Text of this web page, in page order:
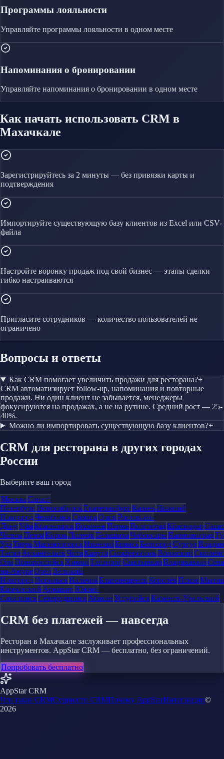
Программы лояльности
Управляйте программы лояльности в одном месте
Напоминания о бронировании
Управляйте напоминания о бронировании в одном месте
Как начать использовать CRM в
Махачкале
Зарегистрируйтесь за 2 минуты — без привязки карты и
подтверждения
Импортируйте существующую базу клиентов из Excel или CSV-
файла
Настройте воронку продаж под свой бизнес — этапы сделки
гибко настраиваются
Пригласите сотрудников — количество пользователей не
ограничено
Вопросы и ответы
Как CRM помогает увеличить продажи для ресторана?+
CRM автоматизирует follow-up, напоминания и повторные
продажи. Ни один клиент не забывается, менеджеры
фокусируются на продажах, а не на рутине. Средний рост — 25-
40%.
Можно ли импортировать существующую базу клиентов?+
CRM для ресторана в других городах
России
Выберите ваш город
МоскваСанкт-
ПетербургНовосибирскЕкатеринбургКазаньНижний
НовгородЧелябинскСамараОмскРостов-на-
ДонуУфаКрасноярскВоронежПермьВолгоградКраснодар
ЧелныПензаКировЛипецкБалашихаЧебоксарыКалининград
УдэТверьМагнитогорскИвановоБрянскБелгородСургут
ТагилАрхангельскЧитаКалугаСимферопольВолжский
ОлаНовороссийскХимкиТаганрогСыктывкарВладикавказ
на-АмуреОрёлВеликий
НовгородНорильскНальчикБлаговещенскКоролёвПсков
Камчатский АрмавирЮжно-
СахалинскСеверодвинскАбаканУссурийскКаменск-Уральский
CRM без платежей — навсегда
Ресторан в Махачкале заслуживает профессиональных
инструментов. AppStar CRM — бесплатно, без ограничений.
Попробовать бесплатно
AppStar CRM
Что такое CRMСущности CRMПочему AppStarИнтеграции©
2026